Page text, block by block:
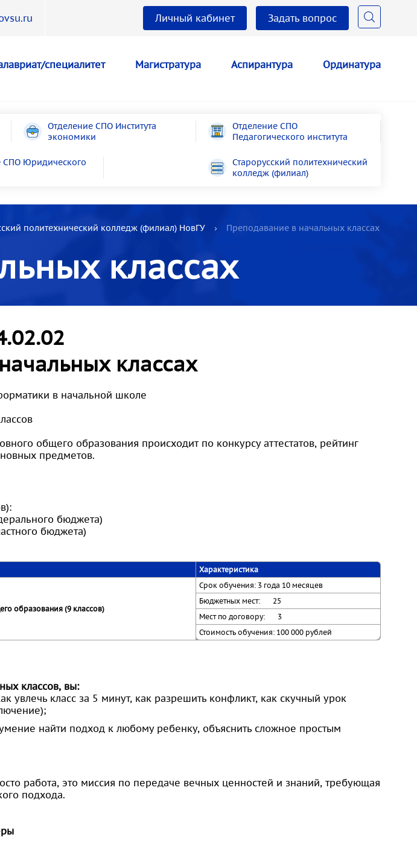
Личный кабинет Задать вопрос
специалитет Магистратура Аспирантура Ординатура
Отделение СПО Института
экономики
Отделение СПО
Педагогического института
СПО Юридического
Старорусский политехнический
колледж (филиал)
политехнический колледж (филиал) НовГУ Преподавание в начальных классах
классах
классах
в начальной школе
общего образования происходит по конкурсу аттестатов, рейтинг
предметов.
бюджета)
бюджета)
Характеристика
образования (9 классов)
Срок обучения: 3 года 10 месяцев
Бюджетных мест: 25
Мест по договору: 3
Стоимость обучения: 100 000 рублей
классов, вы:
увлечь класс за 5 минут, как разрешить конфликт, как скучный урок
найти подход к любому ребенку, объяснить сложное простым
работа, это миссия по передаче вечных ценностей и знаний, требующая
подхода.